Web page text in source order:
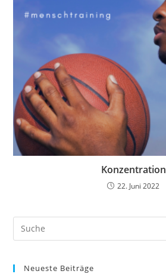
Konzentration
22. Juni 2022
Search
this
Neueste Beiträge